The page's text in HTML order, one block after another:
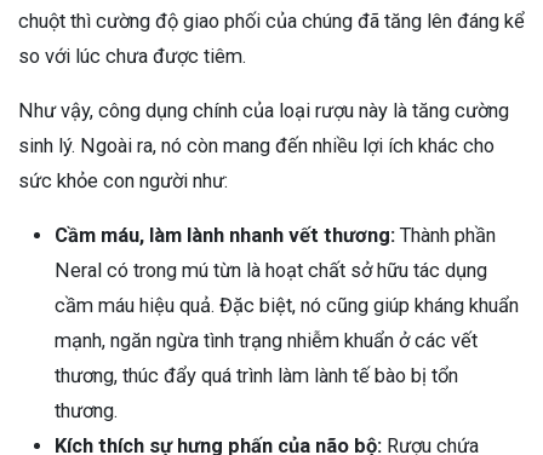
chuột thì cường độ giao phối của chúng đã tăng lên đáng kể
so với lúc chưa được tiêm.
Như vậy, công dụng chính của loại rượu này là tăng cường
sinh lý. Ngoài ra, nó còn mang đến nhiều lợi ích khác cho
sức khỏe con người như:
Cầm máu, làm lành nhanh vết thương: Thành phần
Neral có trong mú từn là hoạt chất sở hữu tác dụng
cầm máu hiệu quả. Đặc biệt, nó cũng giúp kháng khuẩn
mạnh, ngăn ngừa tình trạng nhiễm khuẩn ở các vết
thương, thúc đẩy quá trình làm lành tế bào bị tổn
thương.
Kích thích sự hưng phấn của não bộ: Rượu chứa